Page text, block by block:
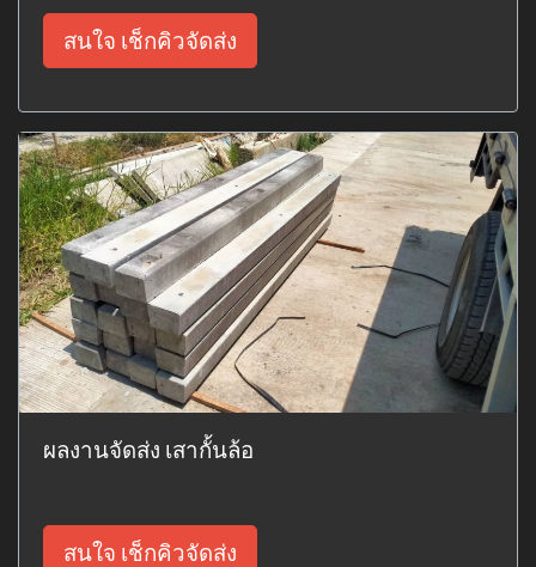
สนใจ เช็กคิวจัดส่ง
ผลงานจัดส่ง เสากั้นล้อ
สนใจ เช็กคิวจัดส่ง